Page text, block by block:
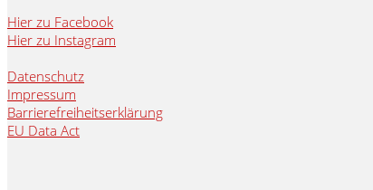
Hier zu Facebook
Hier zu Instagram
Datenschutz
Impressum
Barrierefreiheitserklärung
EU Data Act